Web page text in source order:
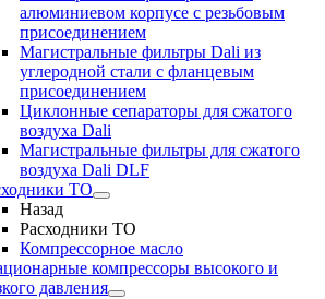
алюминиевом корпусе с резьбовым
присоединением
Магистральные фильтры Dali из
углеродной стали с фланцевым
присоединением
Циклонные сепараторы для сжатого
воздуха Dali
Магистральные фильтры для сжатого
воздуха Dali DLF
ТО
Назад
Расходники ТО
Компрессорное масло
компрессоры высокого и
давления